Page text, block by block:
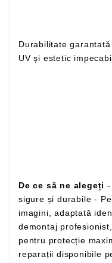
Durabilitate
UV și estetic
De ce să ne alegeți -
sigure și durabile -
imagini, adaptată
demontaj
pentru protecție
reparații disponibile